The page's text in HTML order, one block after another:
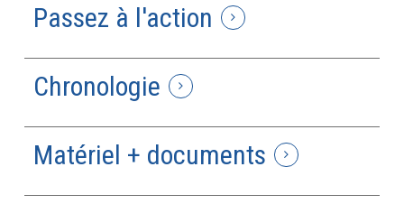
Passez à l'action
Chronologie
Matériel + documents